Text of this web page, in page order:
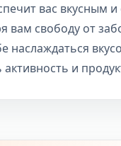
вас вкусным
вам свободу от
наслаждаться
и